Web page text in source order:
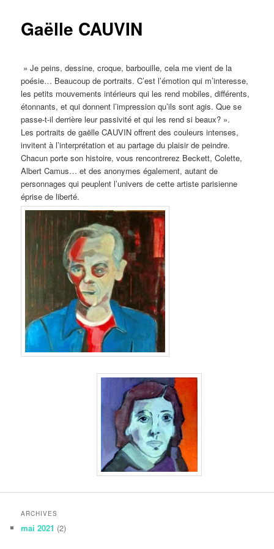
Gaëlle CAUVIN
» Je peins, dessine, croque, barbouille, cela me vient de la
poésie… Beaucoup de portraits. C’est l’émotion qui m’interesse,
les petits mouvements intérieurs qui les rend mobiles, différents,
étonnants, et qui donnent l’impression qu’ils sont agis. Que se
passe-t-il derrière leur passivité et qui les rend si beaux? ».
Les portraits de gaëlle CAUVIN offrent des couleurs intenses,
invitent à l’interprétation et au partage du plaisir de peindre.
Chacun porte son histoire, vous rencontrerez Beckett, Colette,
Albert Camus… et des anonymes également, autant de
personnages qui peuplent l’univers de cette artiste parisienne
éprise de liberté.
ARCHIVES
mai 2021 (2)